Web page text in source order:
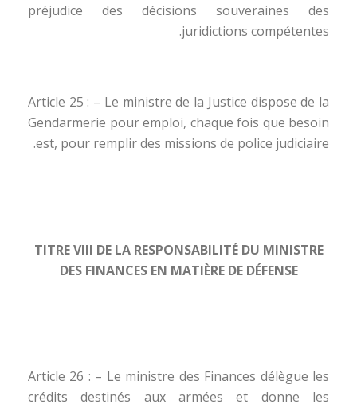
préjudice des décisions souveraines des
juridictions compétentes.
Article 25 : – Le ministre de la Justice dispose de la
Gendarmerie pour emploi, chaque fois que besoin
est, pour remplir des missions de police judiciaire.
TITRE VIII DE LA RESPONSABILITÉ DU MINISTRE
DES FINANCES EN MATIÈRE DE DÉFENSE
Article 26 : – Le ministre des Finances délègue les
crédits destinés aux armées et donne les